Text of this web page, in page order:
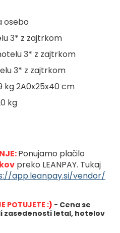
osebo
3* z zajtrkom
3* z zajtrkom
3* z zajtrkom
kg 2A0x25x40 cm
kg
Ponujamo plačilo
preko LEANPAY. Tukaj
app.leanpay.si/vendor/
POTUJETE :) - Cena se
zasedenosti letal, hotelov